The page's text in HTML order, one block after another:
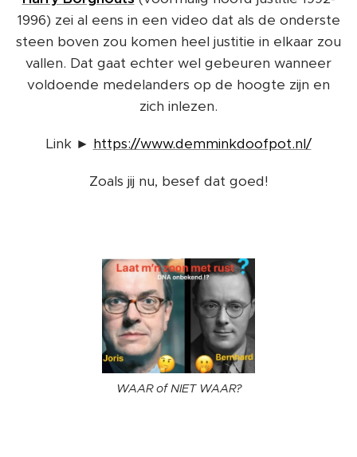
1996) zei al eens in een video dat als de onderste
steen boven zou komen heel justitie in elkaar zou
vallen. Dat gaat echter wel gebeuren wanneer
voldoende medelanders op de hoogte zijn en
zich inlezen.
Link ► https://www.demminkdoofpot.nl/
Zoals jij nu, besef dat goed!
WAAR of NIET WAAR?